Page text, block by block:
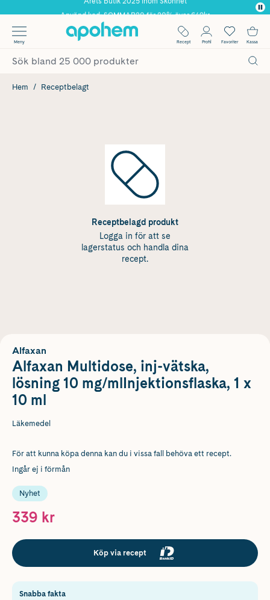
✓ Fri frakt
✓ Poäng på alla köp*
Meny Recept Profil Favoriter Kassa
Hem Receptbelagt
Receptbelagd produkt
Logga in för att se
lagerstatus och handla dina
recept.
Alfaxan
Alfaxan Multidose, inj-vätska,
lösning 10 mg/mlInjektionsflaska, 1 x
10 ml
Läkemedel
För att kunna köpa denna kan du i vissa fall behöva ett recept.
Ingår ej i förmån
Nyhet
339 kr
Köp via recept
Snabba fakta